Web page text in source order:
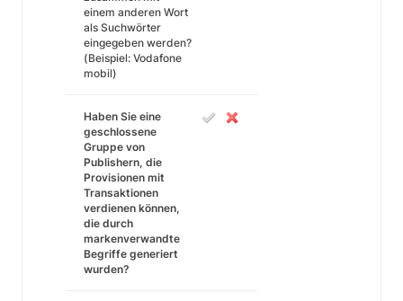
einem anderen Wort
als Suchwörter
eingegeben werden?
(Beispiel: Vodafone
mobil)
Haben Sie eine
geschlossene
Gruppe von
Publishern, die
Provisionen mit
Transaktionen
verdienen können,
die durch
markenverwandte
Begriffe generiert
wurden?